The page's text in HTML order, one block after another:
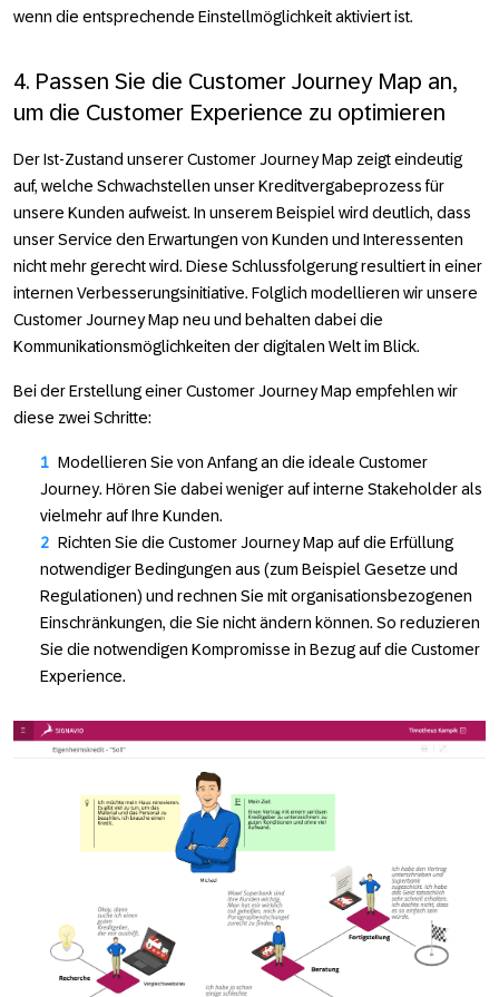
wenn die entsprechende Einstellmöglichkeit aktiviert ist.
4. Passen Sie die Customer Journey Map an,
um die Customer Experience zu optimieren
Der Ist-Zustand unserer Customer Journey Map zeigt eindeutig
auf, welche Schwachstellen unser Kreditvergabeprozess für
unsere Kunden aufweist. In unserem Beispiel wird deutlich, dass
unser Service den Erwartungen von Kunden und Interessenten
nicht mehr gerecht wird. Diese Schlussfolgerung resultiert in einer
internen Verbesserungsinitiative. Folglich modellieren wir unsere
Customer Journey Map neu und behalten dabei die
Kommunikationsmöglichkeiten der digitalen Welt im Blick.
Bei der Erstellung einer Customer Journey Map empfehlen wir
diese zwei Schritte:
Modellieren Sie von Anfang an die ideale Customer
Journey. Hören Sie dabei weniger auf interne Stakeholder als
vielmehr auf Ihre Kunden.
Richten Sie die Customer Journey Map auf die Erfüllung
notwendiger Bedingungen aus (zum Beispiel Gesetze und
Regulationen) und rechnen Sie mit organisationsbezogenen
Einschränkungen, die Sie nicht ändern können. So reduzieren
Sie die notwendigen Kompromisse in Bezug auf die Customer
Experience.